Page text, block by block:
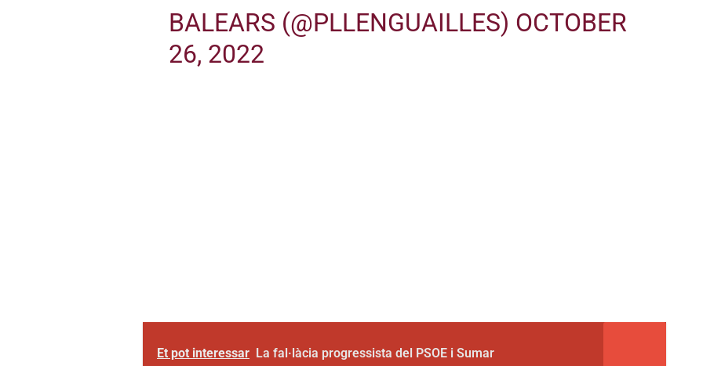
BALEARS (@PLLENGUAILLES) OCTOBER
26, 2022
Et pot interessar La fal·làcia progressista del PSOE i Sumar